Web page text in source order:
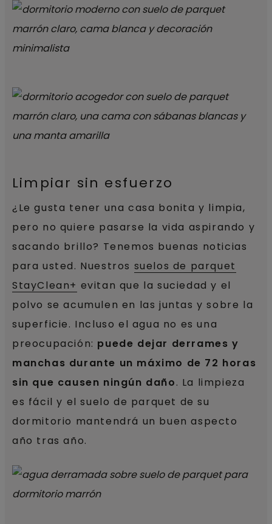
Limpiar sin esfuerzo
¿Le gusta tener una casa bonita y limpia,
pero no quiere pasarse la vida aspirando y
sacando brillo? Tenemos buenas noticias
para usted. Nuestros suelos de parquet
StayClean+ evitan que la suciedad y el
polvo se acumulen en las juntas y sobre la
superficie. Incluso el agua no es una
preocupación: puede dejar derrames y
manchas durante un máximo de 72 horas
sin que causen ningún daño. La limpieza
es fácil y el suelo de parquet de su
dormitorio mantendrá un buen aspecto
año tras año.